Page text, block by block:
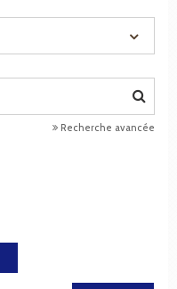
Recherche avancée